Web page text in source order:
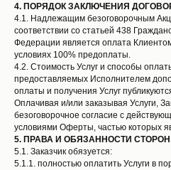
4. ПОРЯДОК ЗАКЛЮЧЕНИЯ
4.1. Надлежащим безоговорочным
соответствии со статьей 438
Федерации является оплата
условиях 100% предоплаты.
4.2. Стоимость Услуг и способы
предоставляемых Исполнителем
оплаты и получения Услуг
Оплачивая и/или заказывая Услуги,
безоговорочное согласие с
условиями Оферты, частью которых
5. ПРАВА И ОБЯЗАННОСТИ СТОРОН
5.1. Заказчик обязуется:
5.1.1. полностью оплатить Услуги в